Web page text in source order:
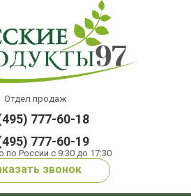
Отдел продаж
777-60-18
777-60-19
по России с 9:30 до 17:30
звонок